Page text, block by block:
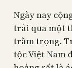
Ngày nay
trải qua một
trầm trọng.
tộc Việt Nam